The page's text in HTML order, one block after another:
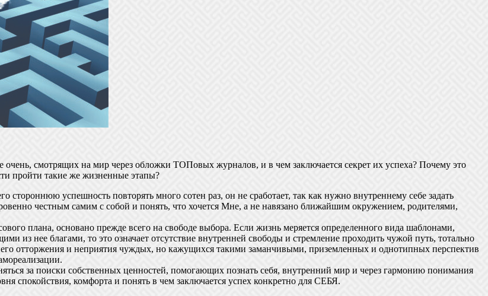
смотрящих на мир через обложки ТОПовых журналов, и в чем заключается секрет их успеха? Почему это
пройти такие же жизненные этапы?
стороннюю успешность повторять много сотен раз, он не сработает, так как нужно внутреннему себе задать
честным самим с собой и понять, что хочется Мне, а не навязано ближайшим окружением, родителями,
плана, основано прежде всего на свободе выбора. Если жизнь меряется определенного вида шаблонами,
из нее благами, то это означает отсутствие внутренней свободы и стремление проходить чужой путь, тотально
отторжения и неприятия чуждых, но кажущихся такими заманчивыми, приземленных и однотипных перспектив
за поиски собственных ценностей, помогающих познать себя, внутренний мир и через гармонию понимания
спокойствия, комфорта и понять в чем заключается успех конкретно для СЕБЯ.